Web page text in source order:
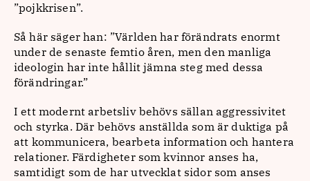
”pojkkrisen”.
Så här säger han: ”Världen har förändrats enormt
under de senaste femtio åren, men den manliga
ideologin har inte hållit jämna steg med dessa
förändringar.”
I ett modernt arbetsliv behövs sällan aggressivitet
och styrka. Där behövs anställda som är duktiga på
att kommunicera, bearbeta information och hantera
relationer. Färdigheter som kvinnor anses ha,
samtidigt som de har utvecklat sidor som anses